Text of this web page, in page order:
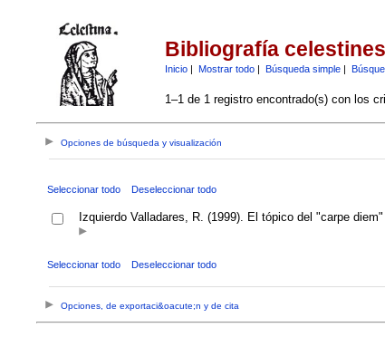
Bibliografía
Inicio| Mostrar todo| Búsqueda simple|
1–1 de 1 registro encontrado(s) con los
Opciones de búsqueda y visualización
Seleccionar todo Deseleccionar todo
Izquierdo Valladares, R. (1999). El tópico del "carpe
Seleccionar todo Deseleccionar todo
Opciones, de exportaci&oacute;n y de cita